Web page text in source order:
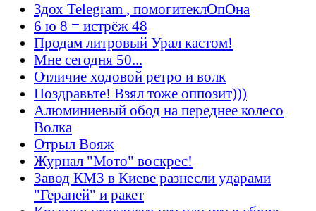
Здох Telegram , помогитеклОпОна
6 ю 8 = истрёж 48
Продам литровый Урал кастом!
Мне сегодня 50...
Отличие ходовой ретро и волк
Поздравьте! Взял тоже оппозит)))
Алюминиевый обод на переднее колесо
Волка
Отрыл Вояж
Журнал "Мото" воскрес!
Завод КМЗ в Киеве разнесли ударами
"Гераней" и ракет